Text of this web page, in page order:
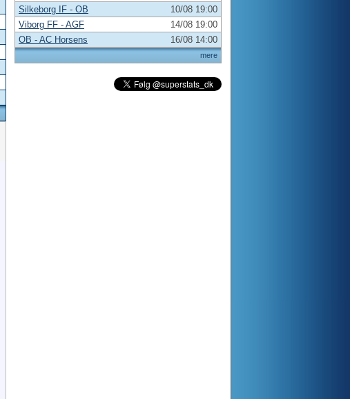
mere
Silkeborg IF - OB
10/08 19:00
Viborg FF - AGF
14/08 19:00
OB - AC Horsens
16/08 14:00